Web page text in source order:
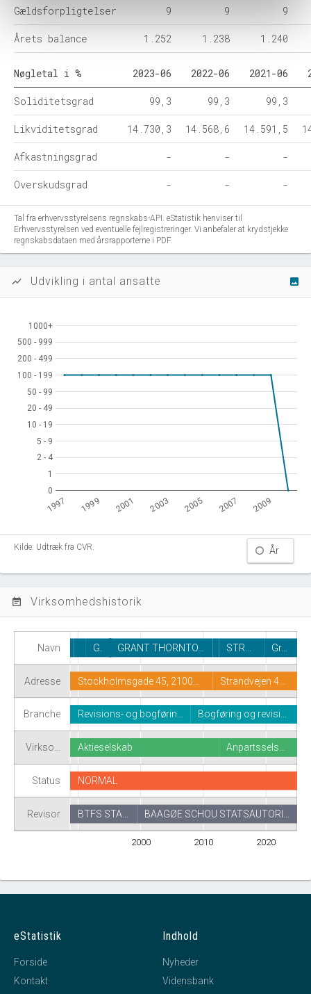
Gældsforpligtelser 9 9 9
Årets balance 1.252 1.238 1.240
Nøgletal i % 2023-06 2022-06 2021-06
Soliditetsgrad 99,3 99,3 99,3
Likviditetsgrad 14.730,3 14.568,6 14.591,5
Afkastningsgrad - - -
Overskudsgrad - - -
Tal fra erhvervsstyrelsens regnskabs-API. eStatistik henviser til
Erhvervsstyrelsen ved eventuelle fejlregistreringer. Vi anbefaler at krydstjekke
regnskabsdataen med årsrapporterne i PDF.
show_chart Udvikling i antal ansatte image
1997 1999 2001 2003 2005 2007 2009
0
0
11
2 - 4
2 - 4
5 - 9
5 - 9
10 - 19
10 - 19
20 - 49
20 - 49
50 - 99
50 - 99
100 - 199
100 - 199
200 - 499
200 - 499
500 - 999
500 - 999
1000+
1000+
Kilde: Udtræk fra CVR. År
event_note Virksomhedshistorik
Navn
Adresse
Branche
Virkso…
Status
Revisor
2000 2010 2020
G. GRANT THORNTO… STR… Gr…
Stockholmsgade 45, 2100… Strandvejen 4…
Revisions- og bogførin… Bogføring og revisi…
Aktieselskab Anpartssels…
NORMAL
BTFS STA… BAAGØE SCHOU STATSAUTORI…
eStatistik
Forside
Kontakt
Indhold
Nyheder
Vidensbank